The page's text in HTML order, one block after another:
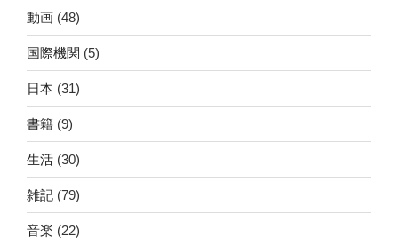
動画 (48)
国際機関 (5)
日本 (31)
書籍 (9)
生活 (30)
雑記 (79)
音楽 (22)